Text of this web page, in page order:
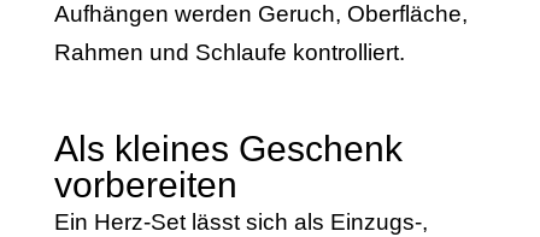
Aufhängen werden Geruch, Oberfläche,
Rahmen und Schlaufe kontrolliert.
Als kleines Geschenk
vorbereiten
Ein Herz-Set lässt sich als Einzugs-,